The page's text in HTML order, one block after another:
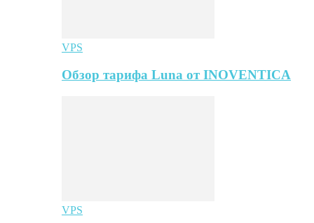
VPS
Обзор тарифа Luna от INOVENTICA
VPS